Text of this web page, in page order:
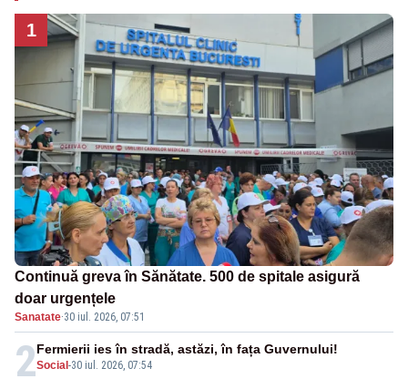
1
Continuă greva în Sănătate. 500 de spitale asigură
doar urgențele
Sanatate·30 iul. 2026, 07:51
2Social -30 iul. 2026, 07:54
Fermierii ies în stradă, astăzi, în fața Guvernului!